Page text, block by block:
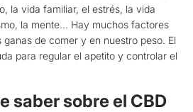
la vida familiar, el estrés, la vida
la mente… Hay muchos factores
de comer y en nuestro peso. El
para regular el apetito y controlar el
saber sobre el CBD